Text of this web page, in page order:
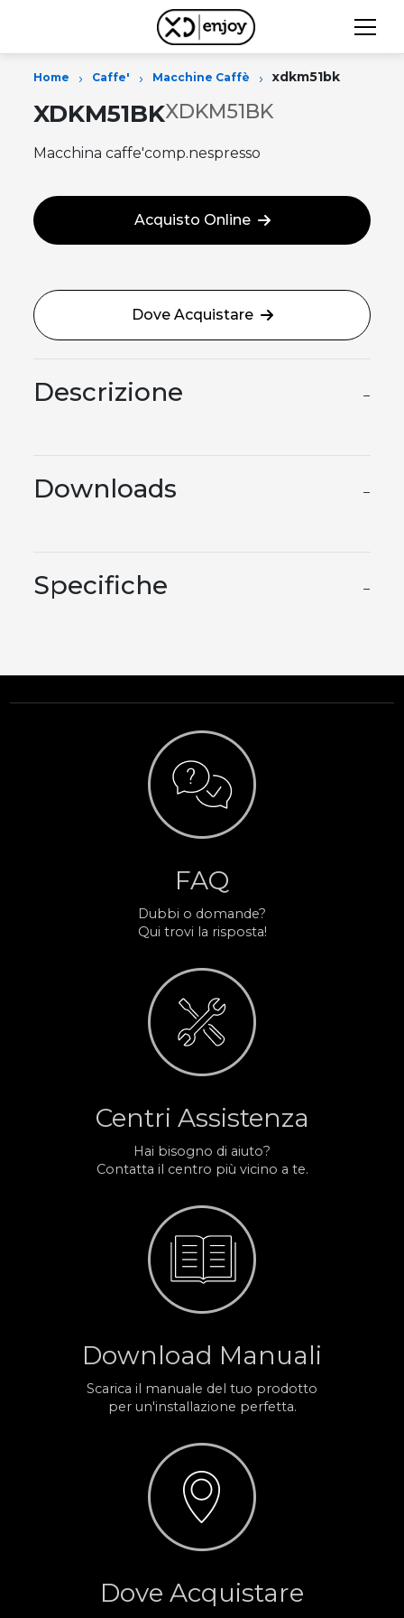
Home › Caffe' › Macchine Caffè › xdkm51bk
XDKM51BKXDKM51BK
Macchina caffe'comp.nespresso
Acquisto Online
Dove Acquistare
Descrizione −
Downloads −
Specifiche −
FAQ
Dubbi o domande?
Qui trovi la risposta!
Centri Assistenza
Hai bisogno di aiuto?
Contatta il centro più vicino a te.
Download Manuali
Scarica il manuale del tuo prodotto
per un'installazione perfetta.
Dove Acquistare